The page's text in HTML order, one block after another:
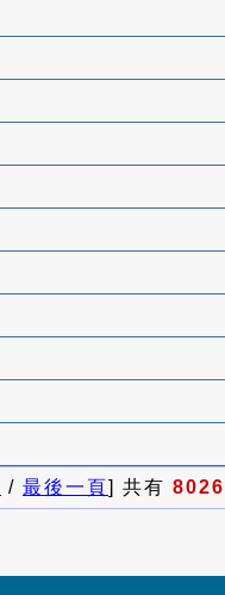
/ 最後一頁] 共有 8026